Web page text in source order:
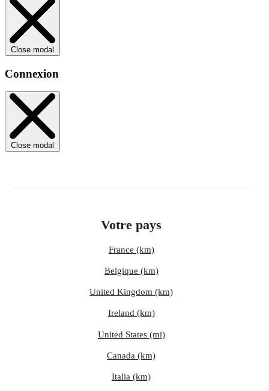
Close modal
Connexion
Close modal
Votre pays
France (km)
Belgique (km)
United Kingdom (km)
Ireland (km)
United States (mi)
Canada (km)
Italia (km)